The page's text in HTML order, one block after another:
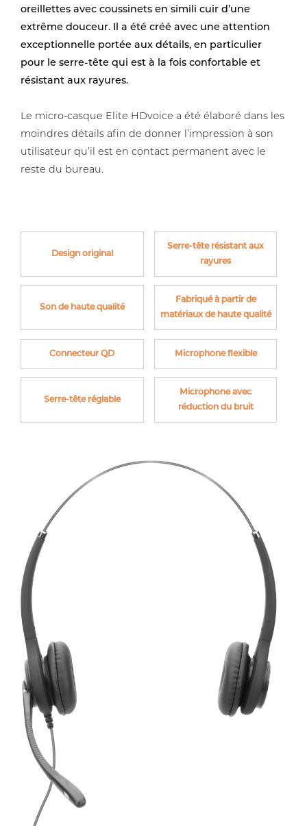
oreillettes avec coussinets en simili cuir d’une
extrême douceur. Il a été créé avec une attention
exceptionnelle portée aux détails, en particulier
pour le serre-tête qui est à la fois confortable et
résistant aux rayures.
Le micro-casque Elite HDvoice a été élaboré dans les
moindres détails afin de donner l’impression à son
utilisateur qu’il est en contact permanent avec le
reste du bureau.
Design original
Serre-tête résistant aux
rayures
Son de haute qualité
Fabriqué à partir de
matériaux de haute qualité
Connecteur QD Microphone flexible
Serre-tête réglable
Microphone avec
réduction du bruit